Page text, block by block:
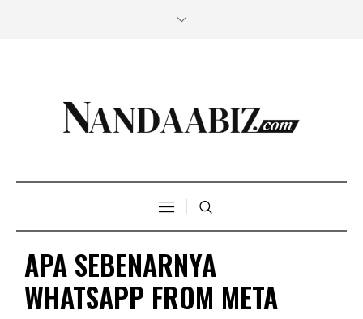
APA SEBENARNYA
WHATSAPP FROM META